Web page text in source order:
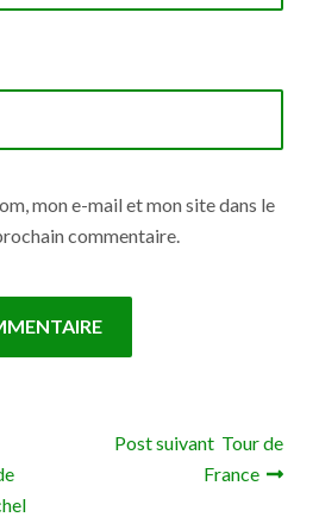
mon e-mail et mon site dans le
commentaire.
de l’article
Post suivant Tour de
France